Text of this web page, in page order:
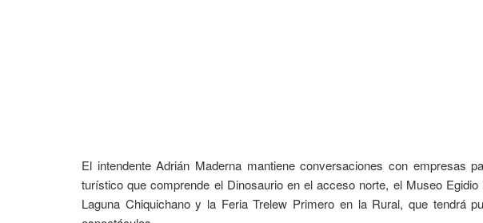
El intendente Adrián Maderna mantiene conversaciones con empresas
turístico que comprende el Dinosaurio en el acceso norte, el Museo
Laguna Chiquichano y la Feria Trelew Primero en la Rural, que tendrá